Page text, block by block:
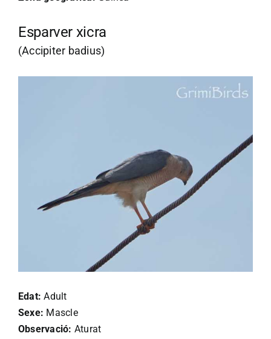
Esparver xicra
(Accipiter badius)
Edat: Adult
Sexe: Mascle
Observació: Aturat